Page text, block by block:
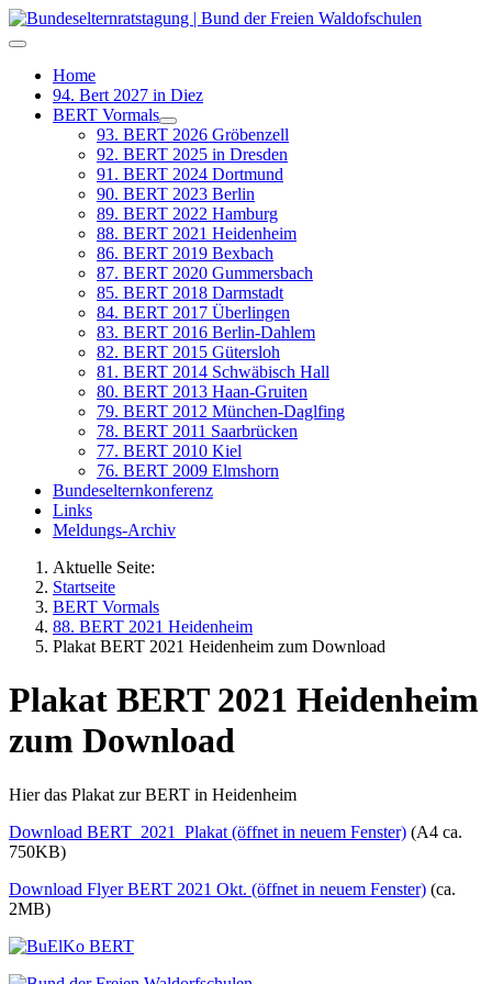
Home
94. Bert 2027 in Diez
BERT Vormals
93. BERT 2026 Gröbenzell
92. BERT 2025 in Dresden
91. BERT 2024 Dortmund
90. BERT 2023 Berlin
89. BERT 2022 Hamburg
88. BERT 2021 Heidenheim
86. BERT 2019 Bexbach
87. BERT 2020 Gummersbach
85. BERT 2018 Darmstadt
84. BERT 2017 Überlingen
83. BERT 2016 Berlin-Dahlem
82. BERT 2015 Gütersloh
81. BERT 2014 Schwäbisch Hall
80. BERT 2013 Haan-Gruiten
79. BERT 2012 München-Daglfing
78. BERT 2011 Saarbrücken
77. BERT 2010 Kiel
76. BERT 2009 Elmshorn
Bundeselternkonferenz
Links
Meldungs-Archiv
Aktuelle Seite:
Startseite
BERT Vormals
88. BERT 2021 Heidenheim
Plakat BERT 2021 Heidenheim zum Download
Plakat BERT 2021 Heidenheim
zum Download
Hier das Plakat zur BERT in Heidenheim
Download BERT_2021_Plakat (öffnet in neuem Fenster) (A4 ca.
750KB)
Download Flyer BERT 2021 Okt. (öffnet in neuem Fenster) (ca.
2MB)